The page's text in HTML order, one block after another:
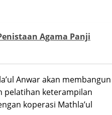
Agama Panji
Anwar akan membangun
pelatihan keterampilan
koperasi Mathla’ul